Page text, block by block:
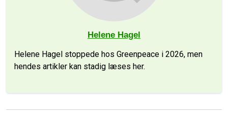
Helene Hagel
Helene Hagel stoppede hos Greenpeace i 2026, men
hendes artikler kan stadig læses her.